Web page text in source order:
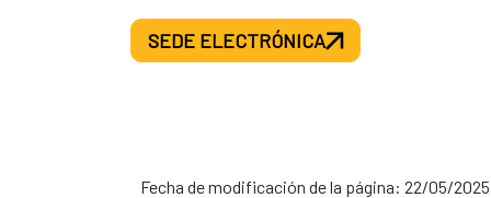
SEDE ELECTRÓNICA
Fecha de modificación de la página: 22/05/2025